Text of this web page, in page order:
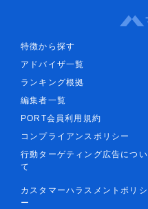
特徴から探す
アドバイザ一覧
ランキング根拠
編集者一覧
PORT会員利用規約
コンプライアンスポリシー
行動ターゲティング広告につい
て
カスタマーハラスメントポリシ
ー